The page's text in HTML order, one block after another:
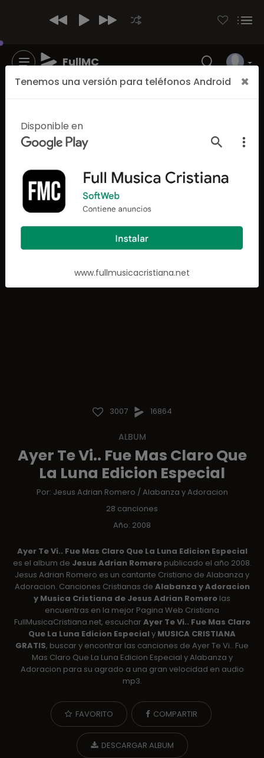
FullMC
3007 16864
ALBUM
Ayer Te Vi.. Fue Mas Claro Que
La Luna Edicion Especial
Por: Jesus Adrian Romero /Alabanza y Adoracion
28 canciones
Año: 2008
Ayer Te Vi.. Fue Mas Claro Que La Luna Edicion Especial
es el album de Jesus Adrian Romero publicado el año 2008.
Jesus Adrian Romero es un cantante Cristiano de Alabanza y
Adoracion. Canciones Cristianas de Alabanza y Adoracion
y Musica Cristiana de Jesus Adrian Romero las
encuentras en la mejor Pagina Web Cristiana
FullMusicaCristiana.net, escucharAyer Te Vi.. Fue Mas Claro
Que La Luna Edicion Especial y MUSICA CRISTIANA
GRATIS, buscar y encontrar las canciones de Ayer Te Vi.. Fue
Mas Claro Que La Luna Edicion Especial y Alabanza y
Adoracion para su agrado a una gran velocidad en audio
mp3.
FAVORITO COMPARTIR
DESCARGAR ALBUM
Tenemos una versión para teléfonos Android ×
Disponible en
www.fullmusicacristiana.net